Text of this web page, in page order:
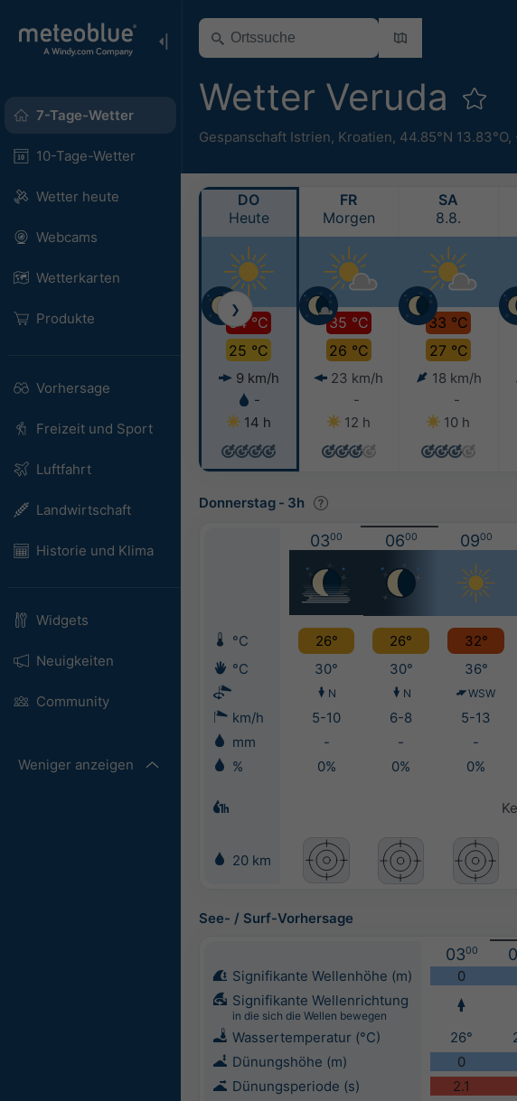
7-Tage-Wetter
10-Tage-Wetter
Wetter heute
Webcams
Wetterkarten
Produkte
Vorhersage
Freizeit und Sport
Luftfahrt
Landwirtschaft
Historie und Klima
Widgets
Neuigkeiten
Community
Weniger anzeigen
Wetter Veruda
Gespanschaft Istrien, Kroatien, 44.85°N 13.83°O,
DO
Heute
34 °C
25 °C
9 km/h
-
14 h
FR
Morgen
35 °C
26 °C
23 km/h
-
12 h
SA
8.8.
33 °C
27 °C
18 km/h
-
10 h
❯
Donnerstag - 3h
0300 0600 0900
°C 26° 26° 32°
°C
30° 30° 36°
N N WSW
km/h 5-10 6-8 5-13
mm
- - -
%
0% 0% 0%
20 km
See- / Surf-Vorhersage
0300
Signifikante Wellenhöhe (m) 0
Signifikante Wellenrichtung
in die sich die Wellen bewegen
Wassertemperatur (°C) 26°
Dünungshöhe (m)
0
Dünungsperiode (s)
2.1